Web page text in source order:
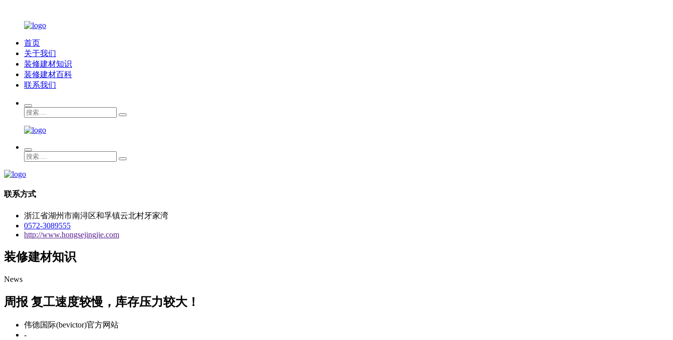
首页
关于我们
装修建材知识
装修建材百科
联系我们
联系方式
浙江省湖州市南浔区和孚镇云北村牙家湾
0572-3089555
http://www.hongsejingjie.com
装修建材知识
News
周报 复工速度较慢，库存压力较大！
伟德国际(bevictor)官方网站
-